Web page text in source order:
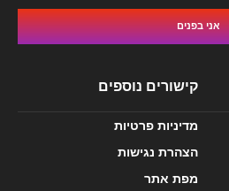
אני בפנים
קישורים נוספים
מדיניות פרטיות
הצהרת נגישות
מפת אתר